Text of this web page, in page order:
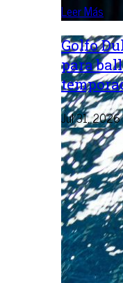
Leer Más
Golfo
para
Jul 31, 2026